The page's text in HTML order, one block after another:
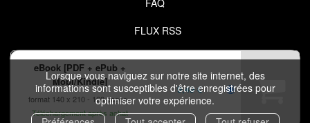
Lorsque vous naviguez sur notre site internet, des
informations sont susceptibles d'être enregistrées pour
optimiser votre expérience.
eBook [PDF + ePub +
Mobi/Kindle]
format 140 x 210
160 pages
Téléchargement après achat
9,49 €
FAQ
FLUX RSS
COPYRIGHT © 2026 IZIBOOK.EYROLLES.COM ET NUXOS PUBLISHING